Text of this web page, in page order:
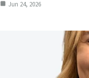
Jun 24, 2026